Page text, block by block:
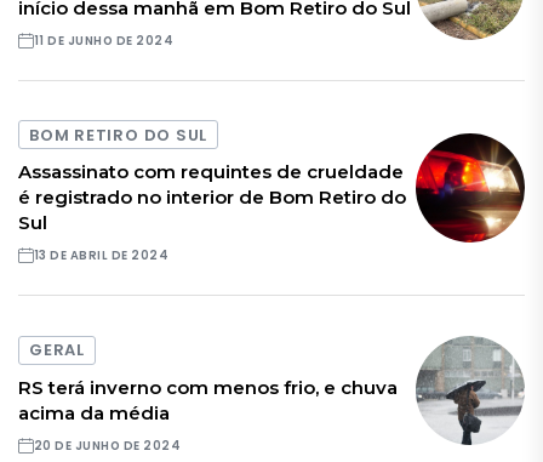
início dessa manhã em Bom Retiro do Sul
11 DE JUNHO DE 2024
BOM RETIRO DO SUL
Assassinato com requintes de crueldade
é registrado no interior de Bom Retiro do
Sul
13 DE ABRIL DE 2024
GERAL
RS terá inverno com menos frio, e chuva
acima da média
20 DE JUNHO DE 2024